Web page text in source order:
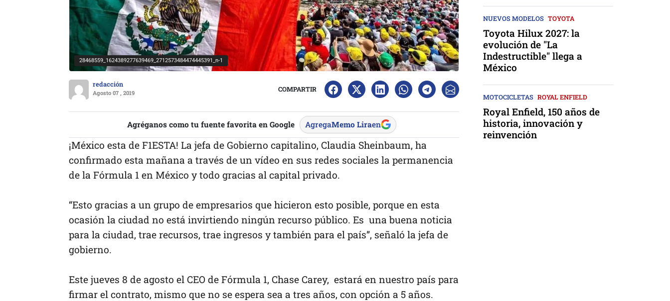
28468559_1624389277639469_2712573484474445391_n-1
redacción
Agosto 07 , 2019 COMPARTIR
Agréganos como tu fuente favorita en Google AgregaMemo Liraen
¡México esta de F1ESTA! La jefa de Gobierno capitalino, Claudia Sheinbaum, ha
confirmado esta mañana a través de un vídeo en sus redes sociales la permanencia
de la Fórmula 1 en México y todo gracias al capital privado.
“Esto gracias a un grupo de empresarios que hicieron esto posible, porque en esta
ocasión la ciudad no está invirtiendo ningún recurso público. Es una buena noticia
para la ciudad, trae recursos, trae ingresos y también para el país”, señaló la jefa de
gobierno.
Este jueves 8 de agosto el CEO de Fórmula 1, Chase Carey, estará en nuestro país para
firmar el contrato, mismo que no se espera sea a tres años, con opción a 5 años.
NUEVOS MODELOS TOYOTA
Toyota Hilux 2027: la
evolución de "La
Indestructible" llega a
México
MOTOCICLETAS ROYAL ENFIELD
Royal Enfield, 150 años de
historia, innovación y
reinvención